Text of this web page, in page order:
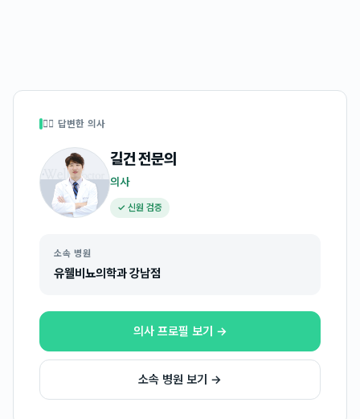
👩‍⚕️ 답변한 의사
길건전문의
의사
✓ 신원 검증
소속 병원
유웰비뇨의학과 강남점
의사 프로필 보기 →
소속 병원 보기 →